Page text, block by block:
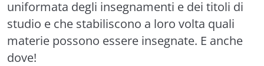
uniformata degli insegnamenti e dei titoli di
studio e che stabiliscono a loro volta quali
materie possono essere insegnate. E anche
dove!